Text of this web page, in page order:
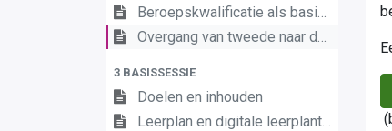
Beroepskwalificatie als basis van het leerplan
Overgang van tweede naar derde graad duaal
3 BASISSESSIE
Doelen en inhouden
Leerplan en digitale leerplantool Magazijnmedewerker